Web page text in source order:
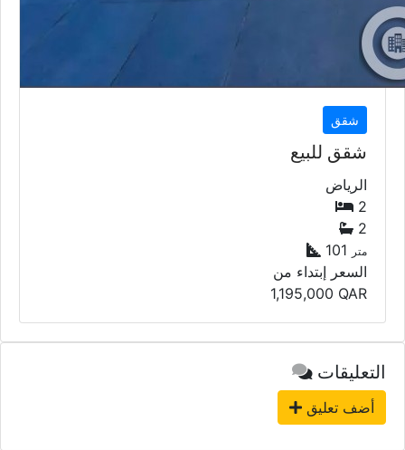
شقق
شقق للبيع
الرياض
2
2
101 متر
السعر إبتداء من
1,195,000 QAR
التعليقات
أضف تعليق